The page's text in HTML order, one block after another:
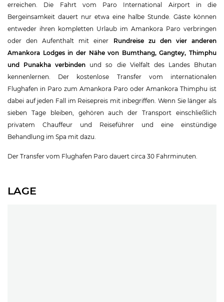
erreichen. Die Fahrt vom Paro International Airport in die
Bergeinsamkeit dauert nur etwa eine halbe Stunde. Gäste können
entweder ihren kompletten Urlaub im Amankora Paro verbringen
oder den Aufenthalt mit einer Rundreise zu den vier anderen
Amankora Lodges in der Nähe von Bumthang, Gangtey, Thimphu
und Punakha verbinden und so die Vielfalt des Landes Bhutan
kennenlernen. Der kostenlose Transfer vom internationalen
Flughafen in Paro zum Amankora Paro oder Amankora Thimphu ist
dabei auf jeden Fall im Reisepreis mit inbegriffen. Wenn Sie länger als
sieben Tage bleiben, gehören auch der Transport einschließlich
privatem Chauffeur und Reiseführer und eine einstündige
Behandlung im Spa mit dazu.
Der Transfer vom Flughafen Paro dauert circa 30 Fahrminuten.
LAGE